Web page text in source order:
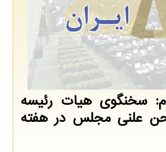
سخنگوی هیات رئیسه
علنی مجلس در هفته